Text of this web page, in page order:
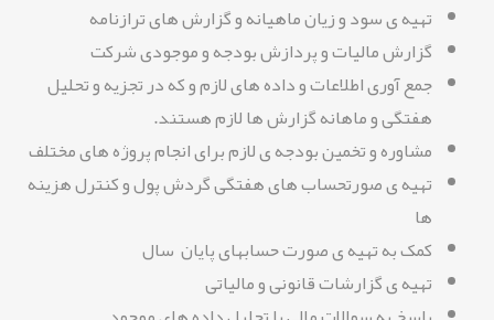
تهیه ی سود و زیان ماهیانه و گزارش های ترازنامه
گزارش مالیات و پردازش بودجه و موجودی شرکت
جمع آوری اطلاعات و داده های لازم و که در تجزیه و تحلیل
هفتگی و ماهانه گزارش ها لازم هستند.
مشاوره و تخمین بودجه ی لازم برای انجام پروژه های مختلف
تهیه ی صورتحساب های هفتگی گردش پول و کنترل هزینه
ها
کمک به تهیه ی صورت حسابهای پایان سال
تهیه ی گزارشات قانونی و مالیاتی